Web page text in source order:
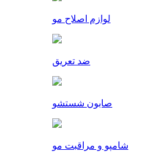
لوازم اصلاح مو
ضد تعریق
صابون شستشو
شامپو و مراقبت مو